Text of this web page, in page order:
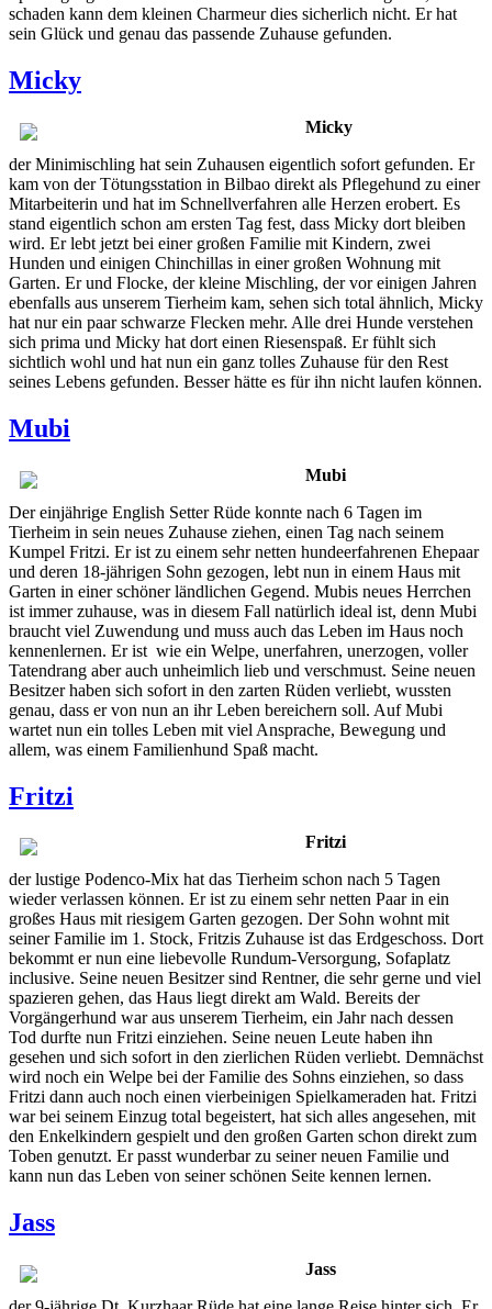
schaden kann dem kleinen Charmeur dies sicherlich nicht. Er hat
sein Glück und genau das passende Zuhause gefunden.
Micky
Micky
der Minimischling hat sein Zuhausen eigentlich sofort gefunden. Er
kam von der Tötungsstation in Bilbao direkt als Pflegehund zu einer
Mitarbeiterin und hat im Schnellverfahren alle Herzen erobert. Es
stand eigentlich schon am ersten Tag fest, dass Micky dort bleiben
wird. Er lebt jetzt bei einer großen Familie mit Kindern, zwei
Hunden und einigen Chinchillas in einer großen Wohnung mit
Garten. Er und Flocke, der kleine Mischling, der vor einigen Jahren
ebenfalls aus unserem Tierheim kam, sehen sich total ähnlich, Micky
hat nur ein paar schwarze Flecken mehr. Alle drei Hunde verstehen
sich prima und Micky hat dort einen Riesenspaß. Er fühlt sich
sichtlich wohl und hat nun ein ganz tolles Zuhause für den Rest
seines Lebens gefunden. Besser hätte es für ihn nicht laufen können.
Mubi
Mubi
Der einjährige English Setter Rüde konnte nach 6 Tagen im
Tierheim in sein neues Zuhause ziehen, einen Tag nach seinem
Kumpel Fritzi. Er ist zu einem sehr netten hundeerfahrenen Ehepaar
und deren 18-jährigen Sohn gezogen, lebt nun in einem Haus mit
Garten in einer schöner ländlichen Gegend. Mubis neues Herrchen
ist immer zuhause, was in diesem Fall natürlich ideal ist, denn Mubi
braucht viel Zuwendung und muss auch das Leben im Haus noch
kennenlernen. Er ist wie ein Welpe, unerfahren, unerzogen, voller
Tatendrang aber auch unheimlich lieb und verschmust. Seine neuen
Besitzer haben sich sofort in den zarten Rüden verliebt, wussten
genau, dass er von nun an ihr Leben bereichern soll. Auf Mubi
wartet nun ein tolles Leben mit viel Ansprache, Bewegung und
allem, was einem Familienhund Spaß macht.
Fritzi
Fritzi
der lustige Podenco-Mix hat das Tierheim schon nach 5 Tagen
wieder verlassen können. Er ist zu einem sehr netten Paar in ein
großes Haus mit riesigem Garten gezogen. Der Sohn wohnt mit
seiner Familie im 1. Stock, Fritzis Zuhause ist das Erdgeschoss. Dort
bekommt er nun eine liebevolle Rundum-Versorgung, Sofaplatz
inclusive. Seine neuen Besitzer sind Rentner, die sehr gerne und viel
spazieren gehen, das Haus liegt direkt am Wald. Bereits der
Vorgängerhund war aus unserem Tierheim, ein Jahr nach dessen
Tod durfte nun Fritzi einziehen. Seine neuen Leute haben ihn
gesehen und sich sofort in den zierlichen Rüden verliebt. Demnächst
wird noch ein Welpe bei der Familie des Sohns einziehen, so dass
Fritzi dann auch noch einen vierbeinigen Spielkameraden hat. Fritzi
war bei seinem Einzug total begeistert, hat sich alles angesehen, mit
den Enkelkindern gespielt und den großen Garten schon direkt zum
Toben genutzt. Er passt wunderbar zu seiner neuen Familie und
kann nun das Leben von seiner schönen Seite kennen lernen.
Jass
Jass